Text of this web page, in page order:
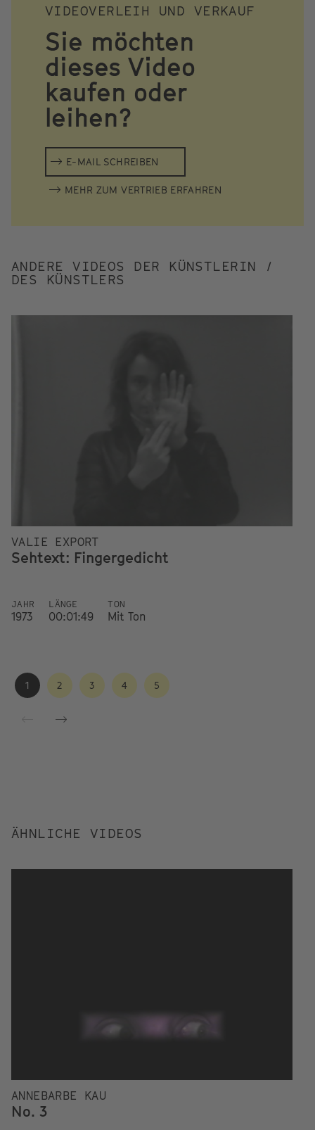
VIDEOVERLEIH UND VERKAUF
Sie möchten
dieses Video
kaufen oder
leihen?
E-MAIL SCHREIBEN
MEHR ZUM VERTRIEB ERFAHREN
ANDERE VIDEOS DER KÜNSTLERIN /
DES KÜNSTLERS
VALIE EXPORT
Sehtext: Fingergedicht
JAHR
1973
LÄNGE
00:01:49
TON
Mit Ton
1 2 3 4 5
ÄHNLICHE VIDEOS
ANNEBARBE KAU
No. 3